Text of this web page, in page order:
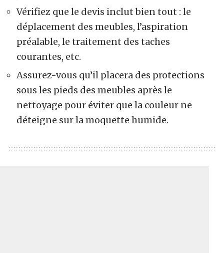
Vérifiez que le devis inclut bien tout : le
déplacement des meubles, l’aspiration
préalable, le traitement des taches
courantes, etc.
Assurez-vous qu’il placera des protections
sous les pieds des meubles après le
nettoyage pour éviter que la couleur ne
déteigne sur la moquette humide.